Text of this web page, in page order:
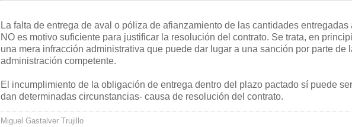
La falta de entrega de aval o póliza de afianzamiento de las cantidades entregadas
NO es motivo suficiente para justificar la resolución del contrato. Se trata, en
una mera infracción administrativa que puede dar lugar a una sanción por parte de
administración competente.
El incumplimiento de la obligación de entrega dentro del plazo pactado sí puede
dan determinadas circunstancias- causa de resolución del contrato.
Miguel Gastalver Trujillo